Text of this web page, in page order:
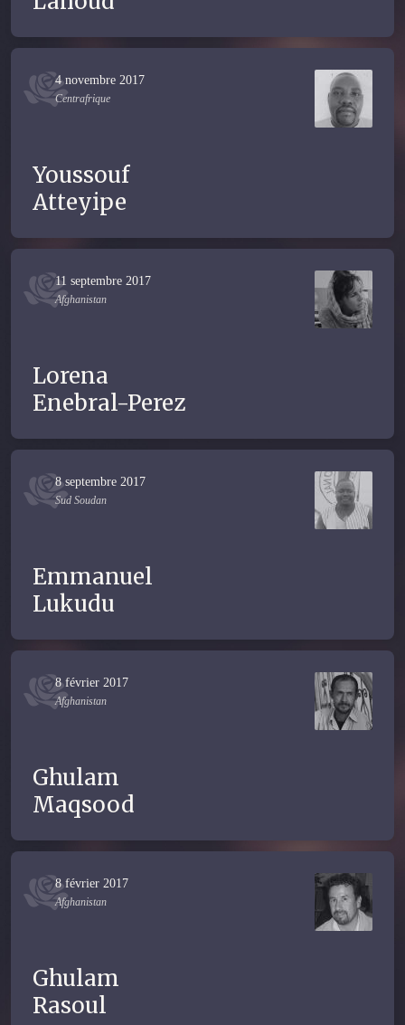
4 novembre 2017
Centrafrique
Youssouf
Atteyipe
11 septembre 2017
Afghanistan
Lorena
Enebral-Perez
8 septembre 2017
Sud Soudan
Emmanuel
Lukudu
8 février 2017
Afghanistan
Ghulam
Maqsood
8 février 2017
Afghanistan
Ghulam
Rasoul